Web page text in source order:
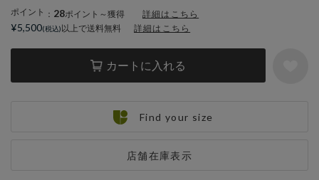
ポイント ： 28ポイント～獲得 詳細はこちら
カートに入れる
店舗在庫表示
¥5,500 以上で送料無料 詳細はこちら
Find your size